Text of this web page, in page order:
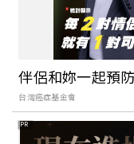
伴侶和妳一起預
台灣癌症基金會
PR